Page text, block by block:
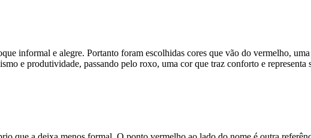
informal e alegre. Portanto foram escolhidas cores que vão do vermelho,
e produtividade, passando pelo roxo, uma cor que traz conforto e representa